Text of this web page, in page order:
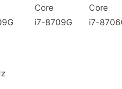
Core
i7-8709G
Core
i7-